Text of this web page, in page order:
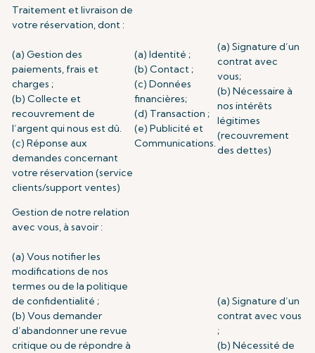
Traitement et livraison de
votre réservation, dont :
(a) Gestion des
paiements, frais et
charges ;
(b) Collecte et
recouvrement de
l’argent qui nous est dû.
(c) Réponse aux
demandes concernant
votre réservation (service
clients/support ventes)
(a) Identité ;
(b) Contact ;
(c) Données
financières;
(d) Transaction ;
(e) Publicité et
Communications.
(a) Signature d’un
contrat avec
vous;
(b) Nécessaire à
nos intérêts
légitimes
(recouvrement
des dettes)
Gestion de notre relation
avec vous, à savoir :
(a) Vous notifier les
modifications de nos
termes ou de la politique
de confidentialité ;
(b) Vous demander
d’abandonner une revue
critique ou de répondre à
(a) Signature d’un
contrat avec vous
;
(b) Nécessité de